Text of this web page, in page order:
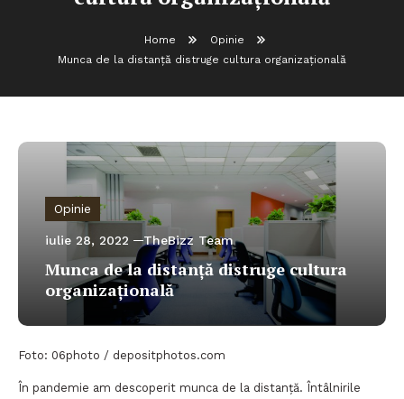
Home
Opinie
Munca de la distanță distruge cultura organizațională
Opinie
iulie 28, 2022 TheBizz Team
Munca de la distanță distruge cultura
organizațională
Foto: 06photo / depositphotos.com
În pandemie am descoperit munca de la distanță. Întâlnirile